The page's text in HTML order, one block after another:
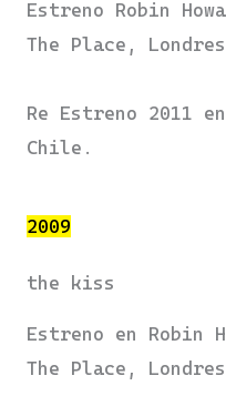
Estreno Robin
The Place,
Re Estreno 2011
Chile.
2009
the kiss
Estreno en Robin
The Place, Londres